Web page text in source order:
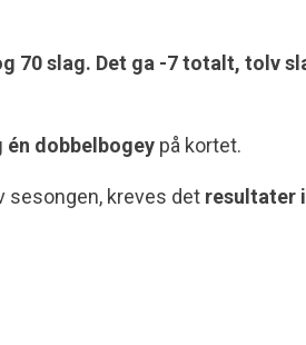
70 slag. Det ga -7 totalt, tolv
én dobbelbogey på kortet.
sesongen, kreves det resultater